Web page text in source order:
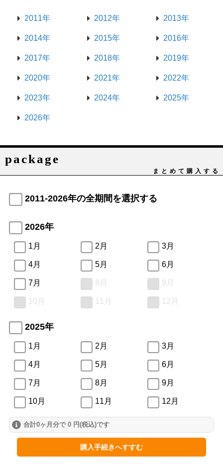
2011年 2012年 2013年
2014年 2015年 2016年
2017年 2018年 2019年
2020年 2021年 2022年
2023年 2024年 2025年
2026年
package
まとめて購入する
2011-2026年の全期間を選択する
2026年
1月 2月 3月
4月 5月 6月
7月 8月 9月
10月 11月 12月
2025年
1月 2月 3月
4月 5月 6月
7月 8月 9月
10月 11月 12月
2024年
2月
合計0ヶ月分で 0 円(税込)です
購入手続きへすすむ